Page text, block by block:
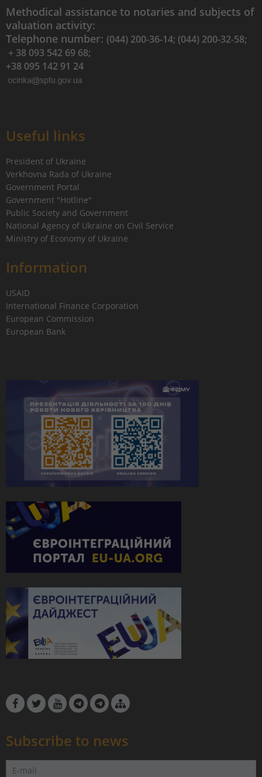
Methodical assistance to notaries and subjects of
valuation activity:
Telephone number: (044) 200-36-14; (044) 200-32-58;
+ 38 093 542 69 68;
+38 095 142 91 24
Useful links
President of Ukraine
Verkhovna Rada of Ukraine
Government Portal
Government "Hotline"
Public Society and Government
National Agency of Ukraine on Civil Service
Ministry of Economy of Ukraine
Information
USAID
International Finance Corporation
European Commission
European Bank
Subscribe to news